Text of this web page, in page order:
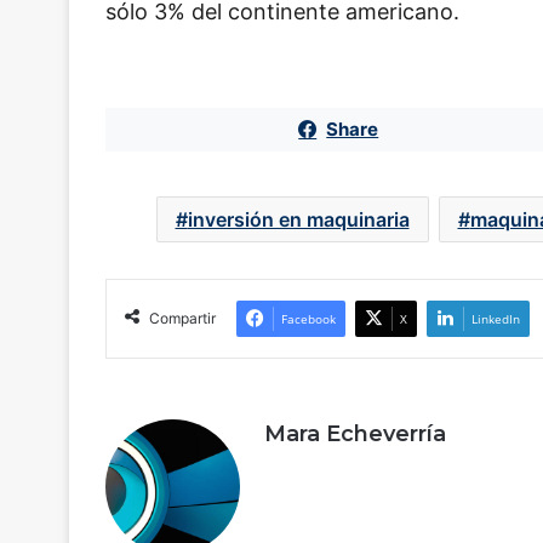
sólo 3% del continente americano.
Share
inversión en maquinaria
Compartir Facebook X LinkedIn
Mara Echeverría